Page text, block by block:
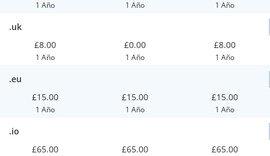
1 Año 1 Año 1 Año
.uk
£8.00
1 Año
£0.00
1 Año
£8.00
1 Año
.eu
£15.00
1 Año
£15.00
1 Año
£15.00
1 Año
.io
£65.00
£65.00 £65.00